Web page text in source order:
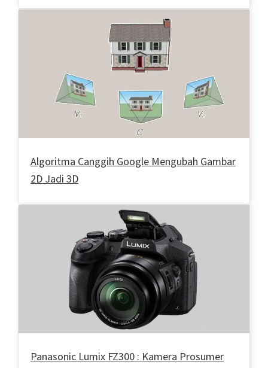
Algoritma Canggih Google Mengubah Gambar
2D Jadi 3D
Panasonic Lumix FZ300 : Kamera Prosumer